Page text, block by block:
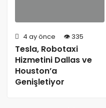
4 ay önce 335
Tesla, Robotaxi
Hizmetini Dallas ve
Houston’a
Genişletiyor